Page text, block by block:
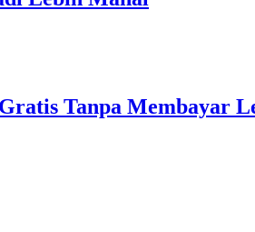
Tanpa Membayar